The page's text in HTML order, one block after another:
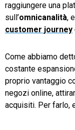
raggiungere una
sull’omnicanalità,
customer journey
Come abbiamo
costante
proprio vantaggio
negozi online,
acquisiti. Per farlo,